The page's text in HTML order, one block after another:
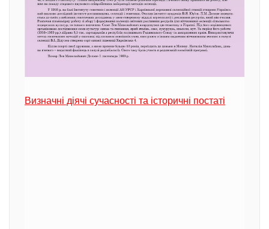
Визначні діячі сучасності та історичні постаті